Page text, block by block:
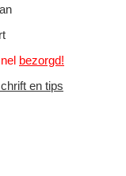
bezorgd!
en tips